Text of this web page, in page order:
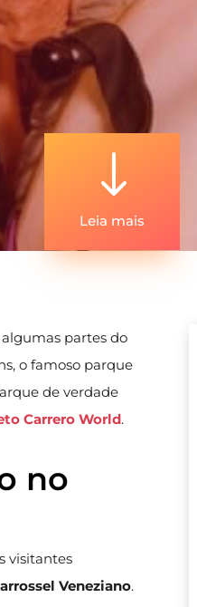
"
Leia mais
partes do
o famoso parque
de verdade
Carrero World.
no
visitantes
Veneziano.